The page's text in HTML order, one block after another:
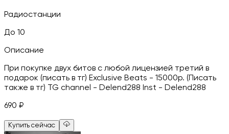
Радиостанции
До 10
Описание
При покупке двух битов с любой лицензией третий в
подарок (писать в тг) Exclusive Beats - 15000р. (Писать
также в тг) TG channel - Delend288 Inst - Delend288
690 ₽
Купить сейчас